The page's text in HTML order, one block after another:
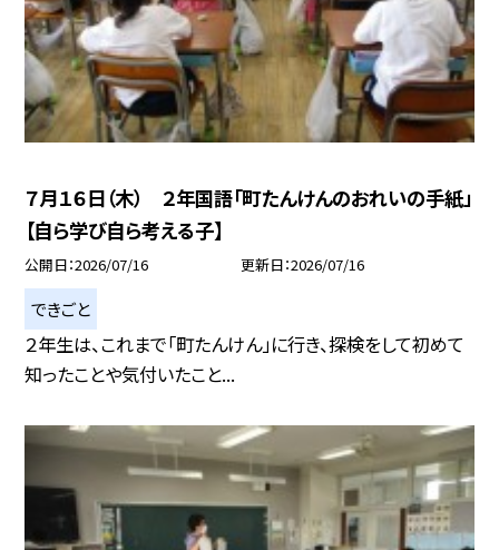
７月１６日（木） ２年国語「町たんけんのおれいの手紙」
【自ら学び自ら考える子】
公開日 2026/07/16 更新日 2026/07/16
できごと
２年生は、これまで「町たんけん」に行き、探検をして初めて
知ったことや気付いたこと...